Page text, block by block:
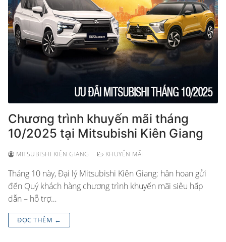
Chương trình khuyến mãi tháng
10/2025 tại Mitsubishi Kiên Giang
MITSUBISHI KIÊN GIANG KHUYẾN MÃI
Tháng 10 này, Đại lý Mitsubishi Kiên Giang: hân hoan gửi
đến Quý khách hàng chương trình khuyến mãi siêu hấp
dẫn – hỗ trợ…
ĐỌC THÊM ←